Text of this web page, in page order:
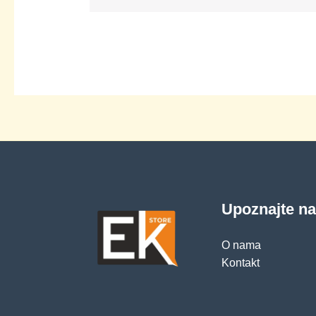
Upoznajte
O nama
Kontakt